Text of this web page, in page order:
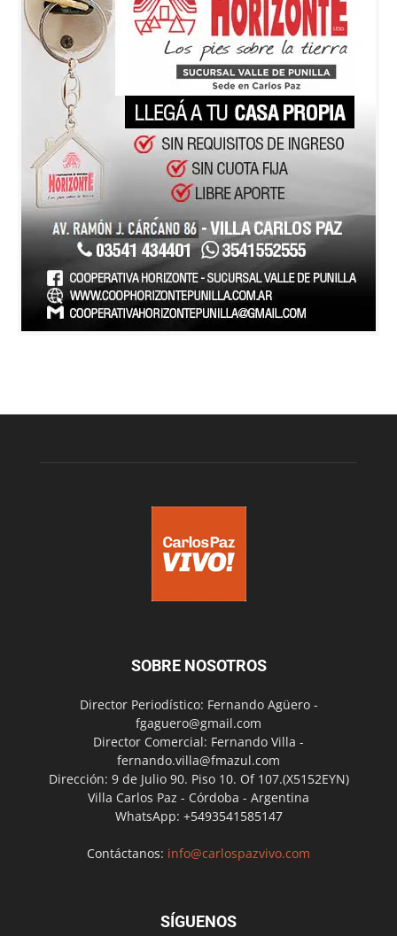
SOBRE NOSOTROS
Director Periodístico: Fernando Agüero -
fgaguero@gmail.com
Director Comercial: Fernando Villa -
fernando.villa@fmazul.com
Dirección: 9 de Julio 90. Piso 10. Of 107.(X5152EYN)
Villa Carlos Paz - Córdoba - Argentina
WhatsApp: +5493541585147
Contáctanos: info@carlospazvivo.com
SÍGUENOS